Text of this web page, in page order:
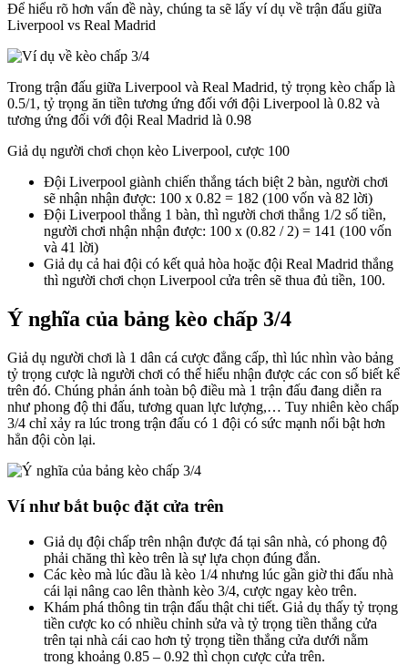
Để hiểu rõ hơn vấn đề này, chúng ta sẽ lấy ví dụ về trận đấu giữa
Liverpool vs Real Madrid
Trong trận đấu giữa Liverpool và Real Madrid, tỷ trọng kèo chấp là
0.5/1, tỷ trọng ăn tiền tương ứng đối với đội Liverpool là 0.82 và
tương ứng đối với đội Real Madrid là 0.98
Giả dụ người chơi chọn kèo Liverpool, cược 100
Đội Liverpool giành chiến thắng tách biệt 2 bàn, người chơi
sẽ nhận nhận được: 100 x 0.82 = 182 (100 vốn và 82 lời)
Đội Liverpool thắng 1 bàn, thì người chơi thắng 1/2 số tiền,
người chơi nhận nhận được: 100 x (0.82 / 2) = 141 (100 vốn
và 41 lời)
Giả dụ cả hai đội có kết quả hòa hoặc đội Real Madrid thắng
thì người chơi chọn Liverpool cửa trên sẽ thua đủ tiền, 100.
Ý nghĩa của bảng kèo chấp 3/4
Giả dụ người chơi là 1 dân cá cược đẳng cấp, thì lúc nhìn vào bảng
tỷ trọng cược là người chơi có thể hiểu nhận được các con số biết kể
trên đó. Chúng phản ánh toàn bộ điều mà 1 trận đấu đang diễn ra
như phong độ thi đấu, tương quan lực lượng,… Tuy nhiên kèo chấp
3/4 chỉ xảy ra lúc trong trận đấu có 1 đội có sức mạnh nổi bật hơn
hẳn đội còn lại.
Ví như bắt buộc đặt cửa trên
Giả dụ đội chấp trên nhận được đá tại sân nhà, có phong độ
phải chăng thì kèo trên là sự lựa chọn đúng đắn.
Các kèo mà lúc đầu là kèo 1/4 nhưng lúc gần giờ thi đấu nhà
cái lại nâng cao lên thành kèo 3/4, cược ngay kèo trên.
Khám phá thông tin trận đấu thật chi tiết. Giả dụ thấy tỷ trọng
tiền cược ko có nhiều chỉnh sửa và tỷ trọng tiền thắng cửa
trên tại nhà cái cao hơn tỷ trọng tiền thắng cửa dưới nằm
trong khoảng 0.85 – 0.92 thì chọn cược cửa trên.